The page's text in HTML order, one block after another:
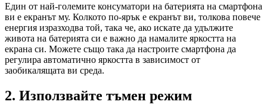
Един от най-големите консуматори на батерията на смартфона
ви е екранът му. Колкото по-ярък е екранът ви, толкова повече
енергия изразходва той, така че, ако искате да удължите
живота на батерията си е важно да намалите яркостта на
екрана си. Можете също така да настроите смартфона да
регулира автоматично яркостта в зависимост от
заобикалящата ви среда.
2. Използвайте тъмен режим